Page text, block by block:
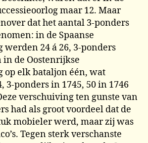
maar 12. Maar
dat het aantal 3-ponders
in de Spaanse
werden 24 á 26, 3-ponders
in de Oostenrijkse
op elk bataljon één, wat
3-ponders in 1745, 50 in 1746
verschuiving ten gunste van
had als groot voordeel dat de
mobieler werd, maar zij was
Tegen sterk verschanste